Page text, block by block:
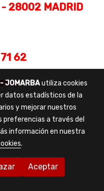
28002 MADRID
62
JOMARBAutiliza cookies
datos estadísticos de la
y mejorar nuestros
preferencias a través del
información en nuestra
.
Aceptar